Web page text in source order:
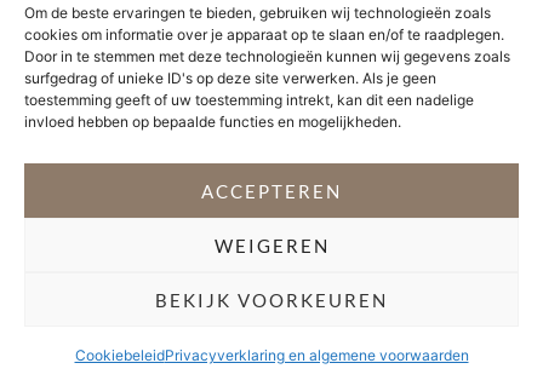
Om de beste ervaringen te bieden, gebruiken wij technologieën zoals
cookies om informatie over je apparaat op te slaan en/of te raadplegen.
Door in te stemmen met deze technologieën kunnen wij gegevens zoals
surfgedrag of unieke ID's op deze site verwerken. Als je geen
toestemming geeft of uw toestemming intrekt, kan dit een nadelige
invloed hebben op bepaalde functies en mogelijkheden.
ACCEPTEREN
WEIGEREN
BEKIJK VOORKEUREN
CookiebeleidPrivacyverklaring en algemene voorwaarden
Een dagje uit waarin cultuur, geschiedenis én
ontspanning aan zee moeiteloos samenkomen? Den
Haag is daar echt perfect voor. Samen met de jongens
– en oma ging gezellig mee – beleefde ik een dag vol
We begonnen met een bijzonder bezoek aan het
Nationaal Monument Oranjehotel, waarna […]